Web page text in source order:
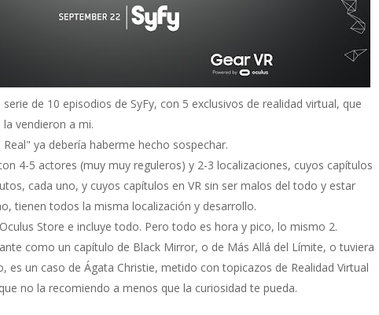
de 10 episodios de SyFy, con 5 exclusivos de realidad virtual, que
vendieron a mi.
ya debería haberme hecho sospechar.
4-5 actores (muy muy reguleros) y 2-3 localizaciones, cuyos capítulos
cada uno, y cuyos capítulos en VR sin ser malos del todo y estar
tienen todos la misma localización y desarrollo.
Store e incluye todo. Pero todo es hora y pico, lo mismo 2.
como un capítulo de Black Mirror, o de Más Allá del Límite, o tuviera
es un caso de Ágata Christie, metido con topicazos de Realidad Virtual
no la recomiendo a menos que la curiosidad te pueda.